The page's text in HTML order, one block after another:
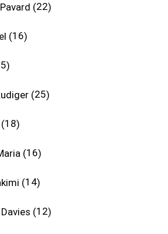
22
16
25
18
16
14
12